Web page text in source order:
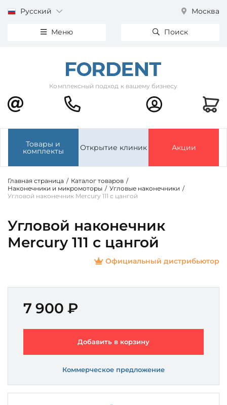
Русский Москва
Меню Поиск
Комплексный подход к вашему бизнесу
Товары и
комплекты Открытие клиник Акции
Главная страница / Каталог товаров /
Наконечники и микромоторы / Угловые наконечники /
Угловой наконечник Mercury 111 с цангой
Угловой наконечник
Mercury 111 с цангой
Официальный дистрибьютор
7 900 ₽
Добавить в корзину
Коммерческое предложение